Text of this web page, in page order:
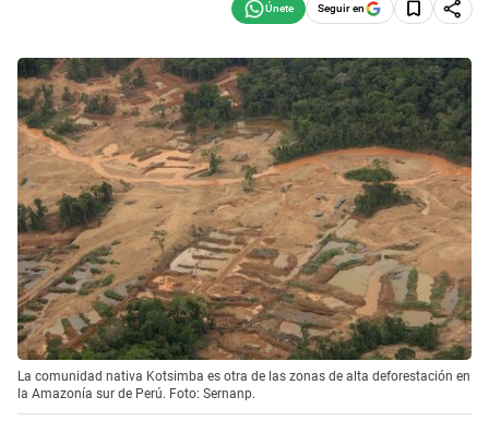
Seguir en
La comunidad nativa Kotsimba es otra de las zonas de alta deforestación en
la Amazonía sur de Perú. Foto: Sernanp.